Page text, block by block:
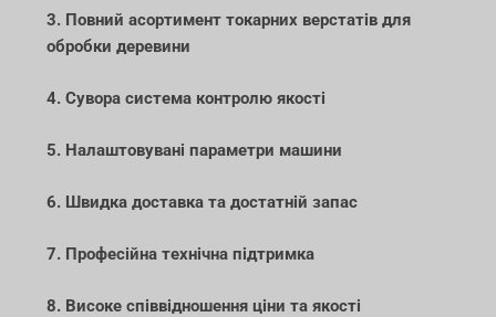
3. Повний асортимент токарних верстатів для
обробки деревини
4. Сувора система контролю якості
5. Налаштовувані параметри машини
6. Швидка доставка та достатній запас
7. Професійна технічна підтримка
8. Високе співвідношення ціни та якості